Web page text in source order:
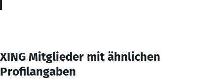
XING Mitglieder mit ähnlichen
Profilangaben